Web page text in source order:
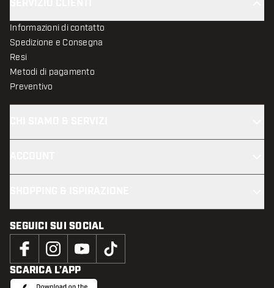
Informazioni di contatto
Spedizione e Consegna
Resi
Metodi di pagamento
Preventivo
SEGUICI SUI SOCIAL
SCARICA L’APP